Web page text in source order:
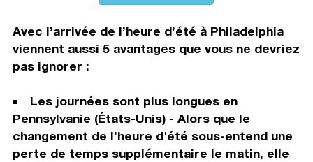
Avec l’arrivée de l’heure d’été à Philadelphia
viennent aussi 5 avantages que vous ne devriez
pas ignorer :
Les journées sont plus longues en
Pennsylvanie (États-Unis) - Alors que le
changement de l’heure d'été sous-entend une
perte de temps supplémentaire le matin, elle